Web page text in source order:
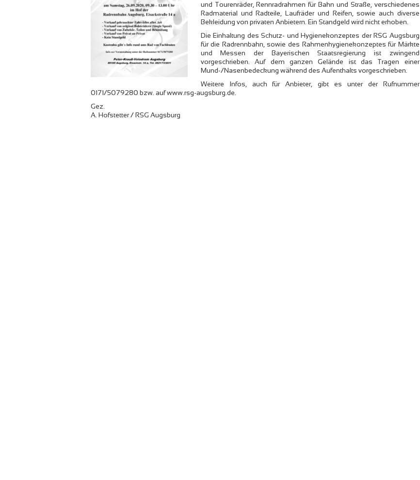
und Tourenräder, Rennradrahmen für Bahn und Straße, verschiedenes
Radmaterial und Radteile, Laufräder und Reifen, sowie auch diverse
Bekleidung von privaten Anbietern. Ein Standgeld wird nicht erhoben.
Die Einhaltung des Schutz- und Hygienekonzeptes der RSG Augsburg
für die Radrennbahn, sowie des Rahmenhygienekonzeptes für Märkte
und Messen der Bayerischen Staatsregierung ist zwingend
vorgeschrieben. Auf dem ganzen Gelände ist das Tragen einer
Mund-/Nasenbedeckung während des Aufenthalts vorgeschrieben.
Weitere Infos, auch für Anbieter, gibt es unter der Rufnummer
0171/5079280 bzw. auf www.rsg-augsburg.de.
Gez.
A. Hofstetter / RSG Augsburg